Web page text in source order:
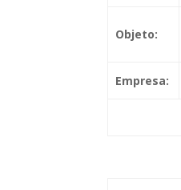
Objeto:
Empresa: